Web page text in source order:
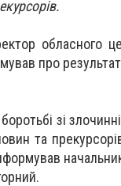
обласного
про
зі
та